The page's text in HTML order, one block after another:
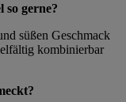
so gerne?
süßen Geschmack
kombinierbar